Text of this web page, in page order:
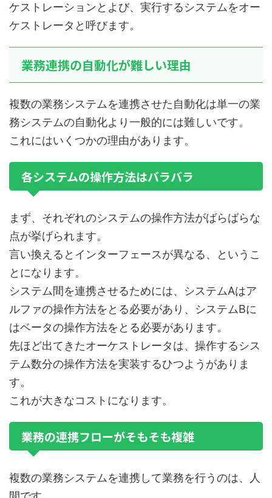
ケストレーションとよび、実行するシステムをオー
ケストレータと呼びます。
業務連携の自動化が難しい理由
複数の業務システムを連携させた自動化は単一の業
務システムの自動化より一般的には難しいです。
これにはいくつかの理由があります。
各システムの操作方法はバラバラ
まず、それぞれのシステムの操作方法がばらばらな
点が挙げられます。
言い換えるとインターフェースが異なる、というこ
とになります。
システム間を連携させるためには、システムAはア
ルファの操作方法をとる必要があり、システムBに
はベータの操作方法をとる必要があります。
先ほど出てきたオーケストレータは、操作するシス
テム数分の操作方法を実装するひつようがありま
す。
これが大きなコストになります。
業務の連携フローがそもそも複雑
複数の業務システムを連携して業務を行うのは、人